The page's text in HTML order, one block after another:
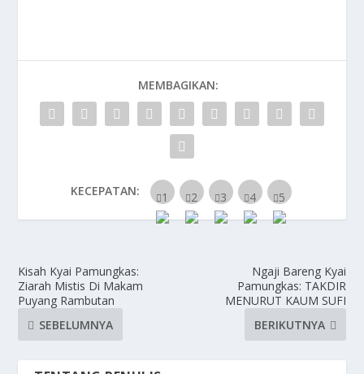
MEMBAGIKAN:
KECEPATAN:
Kisah Kyai Pamungkas:
Ziarah Mistis Di Makam
Puyang Rambutan
SEBELUMNYA
Ngaji Bareng Kyai
Pamungkas: TAKDIR
MENURUT KAUM SUFI
BERIKUTNYA